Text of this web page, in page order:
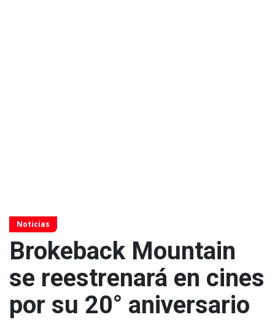
Noticias
Brokeback Mountain
se reestrenará en cines
por su 20° aniversario